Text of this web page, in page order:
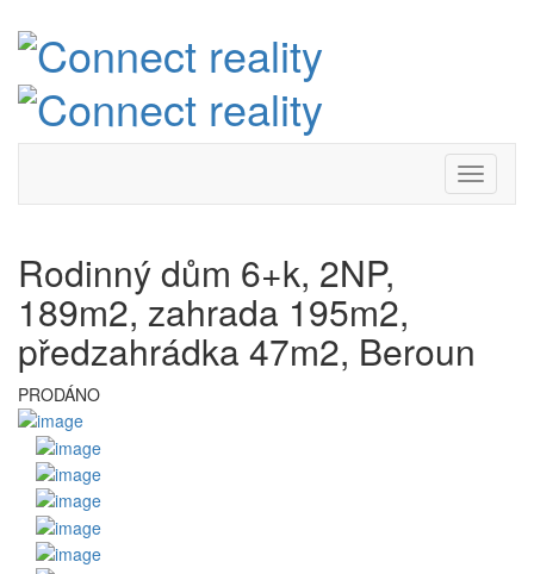
Rodinný dům 6+k, 2NP,
189m2, zahrada 195m2,
předzahrádka 47m2, Beroun
PRODÁNO